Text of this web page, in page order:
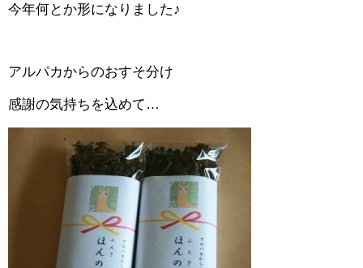
今年何とか形になりました♪
アルパカからのおすそ分け
感謝の気持ちを込めて…